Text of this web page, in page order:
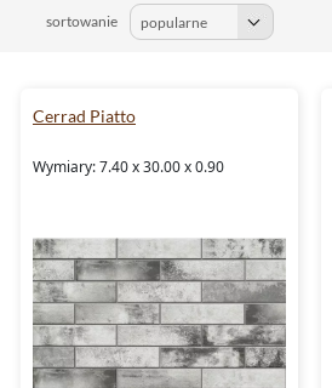
sortowanie
Cerrad Piatto
Wymiary: 7.40 x 30.00 x 0.90